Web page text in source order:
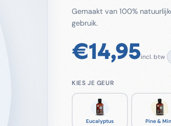
Gemaakt van 100%
gebruik.
€14,95incl. btw
KIES JE GEUR
Eucalyptus Pine &